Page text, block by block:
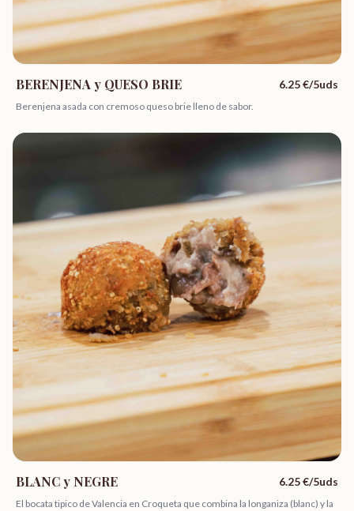
BERENJENA y QUESO BRIE 6.25€/5uds
Berenjena asada con cremoso queso brie lleno de sabor.
BLANC y NEGRE 6.25€/5uds
El bocata tipico de Valencia en Croqueta que combina la longaniza (blanc) y la